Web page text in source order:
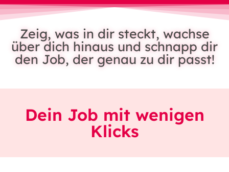
Zeig, was in dir steckt, wachse
über dich hinaus und schnapp dir
den Job, der genau zu dir passt!
Dein Job mit wenigen
Klicks